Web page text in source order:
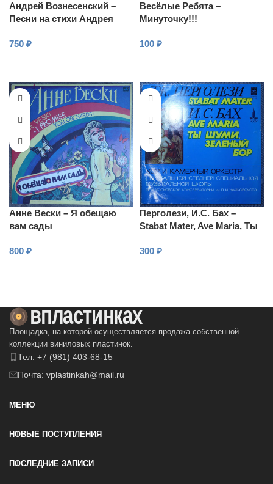
Андрей Вознесенский –
Песни на стихи Андрея
750 ₽
Весёлые Ребята –
Минуточку!!!
100 ₽
Анне Вески – Я обещаю
вам сады
800 ₽
Перголези, И.С. Бах –
Stabat Mater, Ave Maria, Ты
300 ₽
Площадка, на которой осуществляется продажа собственной
коллекции виниловых пластинок.
Тел: +7 (981) 403-68-15
Почта: vplastinkah@mail.ru
МЕНЮ
НОВЫЕ ПОСТУПЛЕНИЯ
ПОСЛЕДНИЕ ЗАПИСИ